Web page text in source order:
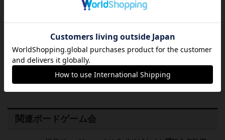
🍻 時間内フリードリンク
飲みに来たら、なんかゲームが始まってる。
そんな感じのゆるい日です。
初めての方も、いつもの方も、
ぜひ気軽に遊びにきてください〜〜！🎲🍻
関連ボードゲーム会